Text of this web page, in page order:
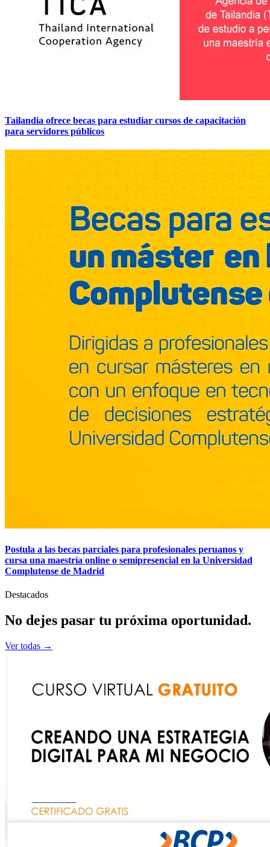
Tailandia ofrece becas para estudiar cursos de capacitación
para servidores públicos
Postula a las becas parciales para profesionales peruanos y
cursa una maestría online o semipresencial en la Universidad
Complutense de Madrid
Destacados
No dejes pasar tu próxima oportunidad.
Ver todas →